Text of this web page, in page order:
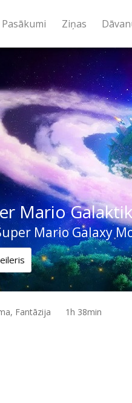
Pasākumi Ziņas
Mario
Mario Galaxy
Fantāzija 1h 38min